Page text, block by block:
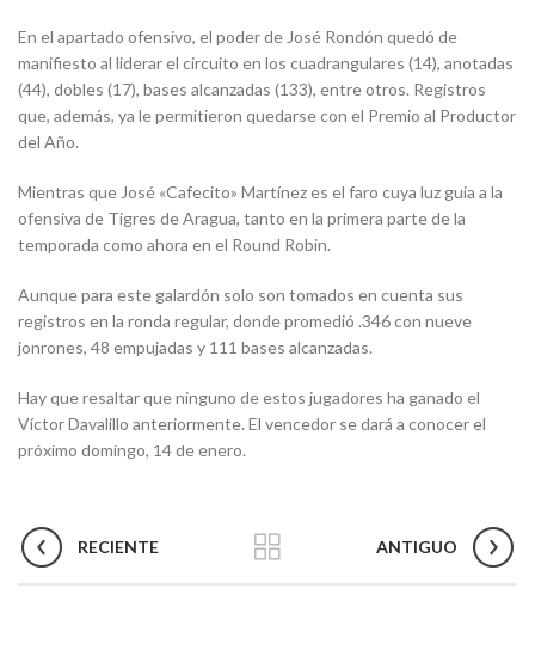
En el apartado ofensivo, el poder de José Rondón quedó de
manifiesto al liderar el circuito en los cuadrangulares (14), anotadas
(44), dobles (17), bases alcanzadas (133), entre otros. Registros
que, además, ya le permitieron quedarse con el Premio al Productor
del Año.
Mientras que José «Cafecito» Martínez es el faro cuya luz guia a la
ofensiva de Tigres de Aragua, tanto en la primera parte de la
temporada como ahora en el Round Robin.
Aunque para este galardón solo son tomados en cuenta sus
registros en la ronda regular, donde promedió .346 con nueve
jonrones, 48 empujadas y 111 bases alcanzadas.
Hay que resaltar que ninguno de estos jugadores ha ganado el
Víctor Davalillo anteriormente. El vencedor se dará a conocer el
próximo domingo, 14 de enero.
RECIENTE ANTIGUO